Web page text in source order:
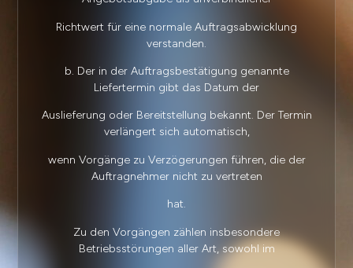
Richtwert für eine normale Auftragsabwicklung
verstanden.
b. Der in der Auftragsbestätigung genannte
Liefertermin gibt das Datum der
Auslieferung oder Bereitstellung bekannt. Der Termin
verlängert sich automatisch,
wenn Vorgänge zu Verzögerungen führen, die der
Auftragnehmer nicht zu vertreten
hat.
Zu den Vorgängen zählen insbesondere
Betriebsstörungen aller Art, sowohl im